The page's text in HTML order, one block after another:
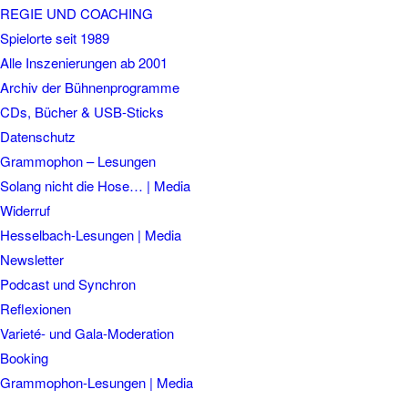
REGIE UND COACHING
Spielorte seit 1989
Alle Inszenierungen ab 2001
Archiv der Bühnenprogramme
CDs, Bücher & USB-Sticks
Datenschutz
Grammophon – Lesungen
Solang nicht die Hose… | Media
Widerruf
Hesselbach-Lesungen | Media
Newsletter
Podcast und Synchron
Reflexionen
Varieté- und Gala-Moderation
Booking
Grammophon-Lesungen | Media